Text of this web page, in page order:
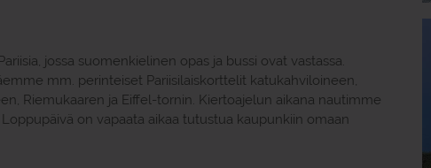
jossa suomenkielinen opas ja bussi ovat vastassa.
mm. perinteiset Pariisilaiskorttelit katukahviloineen,
Riemukaaren ja Eiffel-tornin. Kiertoajelun aikana nautimme
on vapaata aikaa tutustua kaupunkiin omaan